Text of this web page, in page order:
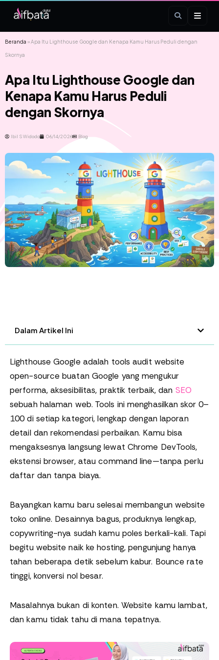
Beranda »Apa Itu Lighthouse Google dan Kenapa Kamu Harus Peduli dengan
Skornya
Apa Itu Lighthouse Google dan
Kenapa Kamu Harus Peduli
dengan Skornya
Ibil S Widodo 06/14/2026 Blog
Dalam Artikel Ini
Lighthouse Google adalah tools audit website
open-source buatan Google yang mengukur
performa, aksesibilitas, praktik terbaik, dan SEO
sebuah halaman web. Tools ini menghasilkan skor 0–
100 di setiap kategori, lengkap dengan laporan
detail dan rekomendasi perbaikan. Kamu bisa
mengaksesnya langsung lewat Chrome DevTools,
ekstensi browser, atau command line—tanpa perlu
daftar dan tanpa biaya.
Bayangkan kamu baru selesai membangun website
toko online. Desainnya bagus, produknya lengkap,
copywriting-nya sudah kamu poles berkali-kali. Tapi
begitu website naik ke hosting, pengunjung hanya
tahan beberapa detik sebelum kabur. Bounce rate
tinggi, konversi nol besar.
Masalahnya bukan di konten. Website kamu lambat,
dan kamu tidak tahu di mana tepatnya.